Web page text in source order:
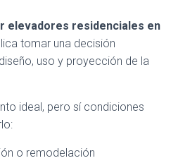
elevadores residenciales en
tomar una decisión
uso y proyección de la
ideal, pero sí condiciones
o remodelación